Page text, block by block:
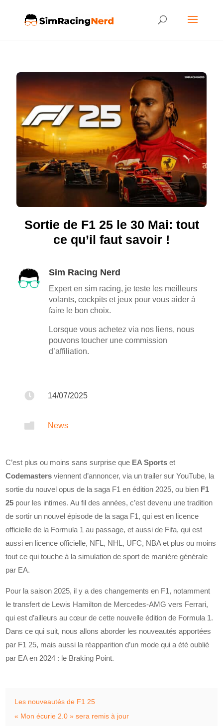
Sortie de F1 25 le 30 Mai: tout
ce qu’il faut savoir !
Sim Racing Nerd
Expert en sim racing, je teste les meilleurs
volants, cockpits et jeux pour vous aider à
faire le bon choix.
Lorsque vous achetez via nos liens, nous
pouvons toucher une commission
d’affiliation.
 14/07/2025
 News
C’est plus ou moins sans surprise que EA Sports et
Codemasters viennent d’annoncer, via un trailer sur YouTube, la
sortie du nouvel opus de la saga F1 en édition 2025, ou bien F1
25 pour les intimes. Au fil des années, c’est devenu une tradition
de sortir un nouvel épisode de la saga F1, qui est en licence
officielle de la Formula 1 au passage, et aussi de Fifa, qui est
aussi en licence officielle, NFL, NHL, UFC, NBA et plus ou moins
tout ce qui touche à la simulation de sport de manière générale
par EA.
Pour la saison 2025, il y a des changements en F1, notamment
le transfert de Lewis Hamilton de Mercedes-AMG vers Ferrari,
qui est d’ailleurs au cœur de cette nouvelle édition de Formula 1.
Dans ce qui suit, nous allons aborder les nouveautés apportées
par F1 25, mais aussi la réapparition d’un mode qui a été oublié
par EA en 2024 : le Braking Point.
Les nouveautés de F1 25
« Mon écurie 2.0 » sera remis à jour